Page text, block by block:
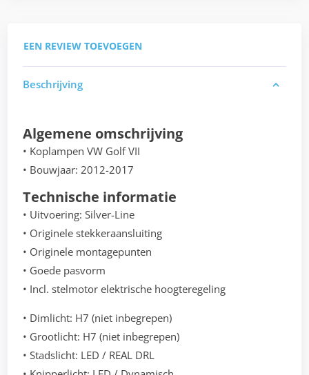
EEN REVIEW TOEVOEGEN
Beschrijving
Algemene omschrijving
• Koplampen VW Golf VII
• Bouwjaar: 2012-2017
Technische informatie
• Uitvoering: Silver-Line
• Originele stekkeraansluiting
• Originele montagepunten
• Goede pasvorm
• Incl. stelmotor elektrische hoogteregeling
• Dimlicht: H7 (niet inbegrepen)
• Grootlicht: H7 (niet inbegrepen)
• Stadslicht: LED / REAL DRL